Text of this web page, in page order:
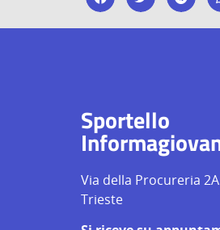
Sportello
Via della Procureria 2A
Trieste